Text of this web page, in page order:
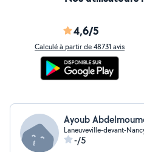
4,6/5
Calculé à partir de 48731 avis
Ayoub
Laneuveville-devant-
-/5